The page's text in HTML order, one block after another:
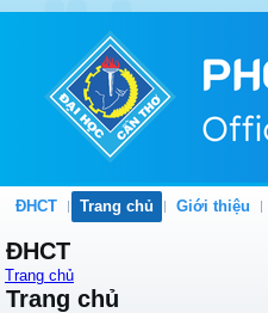
ĐHCT Trang chủ Giới thiệu
ĐHCT
Trang chủ
Trang chủ